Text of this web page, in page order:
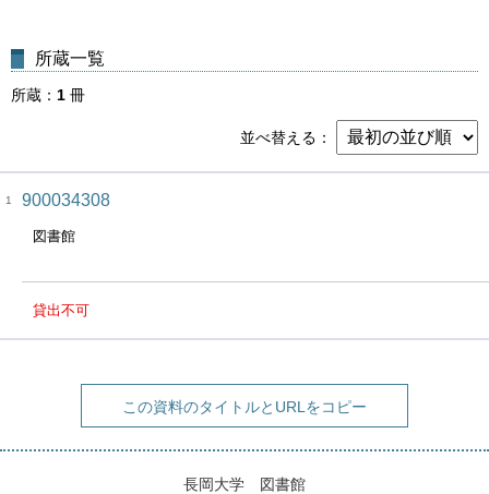
所蔵一覧
所蔵 1 冊
並べ替える
1 900034308
図書館
貸出不可
この資料のタイトルとURLをコピー
長岡大学 図書館